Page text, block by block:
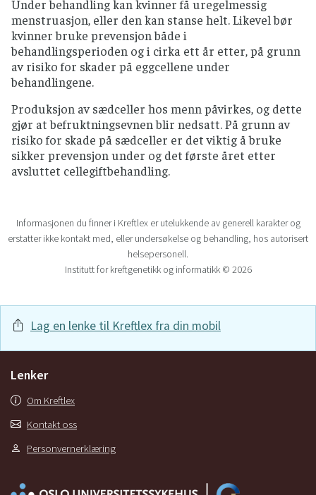
Under behandling kan kvinner få uregelmessig
menstruasjon, eller den kan stanse helt. Likevel bør
kvinner bruke prevensjon både i
behandlingsperioden og i cirka ett år etter, på grunn
av risiko for skader på eggcellene under
behandlingene.
Produksjon av sædceller hos menn påvirkes, og dette
gjør at befruktningsevnen blir nedsatt. På grunn av
risiko for skade på sædceller er det viktig å bruke
sikker prevensjon under og det første året etter
avsluttet cellegiftbehandling.
Informasjonen du finner i Kreftlex er utelukkende av generell karakter og
erstatter ikke kontakt med, eller undersøkelse og behandling, hos autorisert
helsepersonell.
Institutt for kreftgenetikk og informatikk © 2026
Lag en lenke til Kreftlex fra din mobil
Lenker
Om Kreftlex
Kontakt oss
Personvernerklæring